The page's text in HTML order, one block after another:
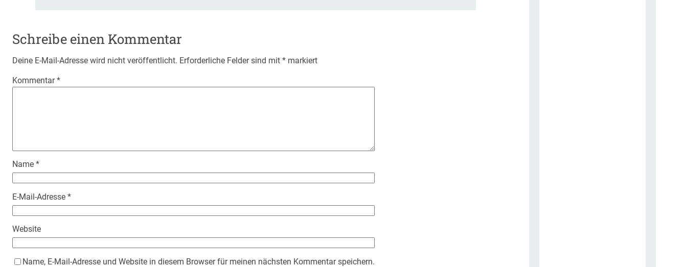
Schreibe einen Kommentar
Deine E-Mail-Adresse wird nicht veröffentlicht. Erforderliche Felder sind mit * markiert
Kommentar*
Name *
E-Mail-Adresse *
Website
Name, E-Mail-Adresse und Website in diesem Browser für meinen nächsten Kommentar speichern.